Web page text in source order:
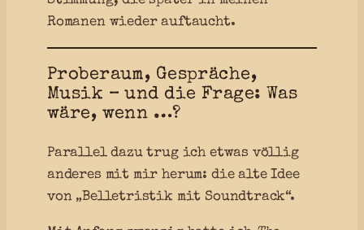
Romanen wieder auftaucht.
Proberaum, Gespräche,
Musik – und die Frage: Was
wäre, wenn …?
Parallel dazu trug ich etwas völlig
anderes mit mir herum: die alte Idee
von „Belletristik mit Soundtrack“.